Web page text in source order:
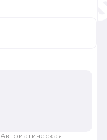
Автоматическая